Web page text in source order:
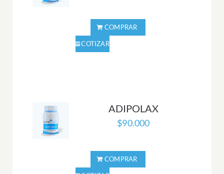
ADIPOLAX
$90.000